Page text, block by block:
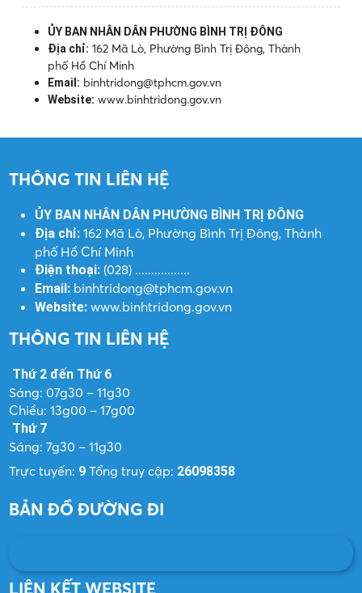
ỦY BAN NHÂN DÂN PHƯỜNG BÌNH TRỊ ĐÔNG
Địa chỉ: 162 Mã Lò, Phường Bình Trị Đông, Thành
phố Hồ Chí Minh
Email: binhtridong@tphcm.gov.vn
Website: www.binhtridong.gov.vn
THÔNG TIN LIÊN HỆ
ỦY BAN NHÂN DÂN PHƯỜNG BÌNH TRỊ ĐÔNG
Địa chỉ: 162 Mã Lò, Phường Bình Trị Đông, Thành
phố Hồ Chí Minh
Điện thoại: (028) .................
Email: binhtridong@tphcm.gov.vn
Website: www.binhtridong.gov.vn
THÔNG TIN LIÊN HỆ
Thứ 2 đến Thứ 6
Sáng: 07g30 – 11g30
Chiều: 13g00 – 17g00
Thứ 7
Sáng: 7g30 – 11g30
Trực tuyến: 9 Tổng truy cập: 26098358
BẢN ĐỒ ĐƯỜNG ĐI
LIÊN KẾT WEBSITE